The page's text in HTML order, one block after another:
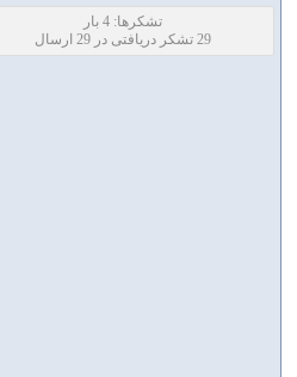
تشکرها: 4 بار
29 تشکر دریافتی در 29 ارسال